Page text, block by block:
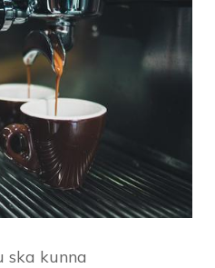
ska kunna